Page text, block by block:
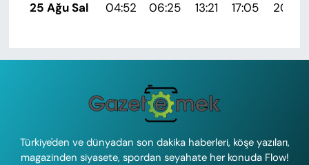
25 Ağu Sal
04:52 06:25 13:21 17:05 20:06
Türkiye'den ve dünyadan son dakika haberleri, köşe yazıları,
magazinden siyasete, spordan seyahate her konuda Flow!